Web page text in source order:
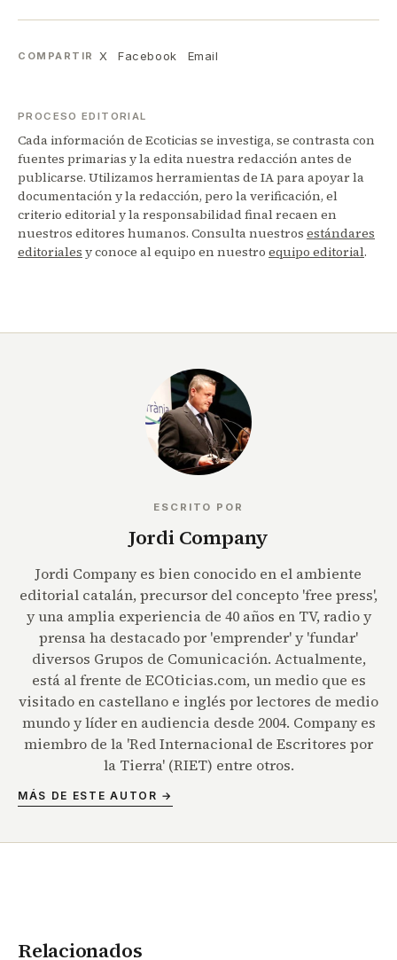
COMPARTIR X Facebook Email
PROCESO EDITORIAL
Cada información de Ecoticias se investiga, se contrasta con
fuentes primarias y la edita nuestra redacción antes de
publicarse. Utilizamos herramientas de IA para apoyar la
documentación y la redacción, pero la verificación, el
criterio editorial y la responsabilidad final recaen en
nuestros editores humanos. Consulta nuestros estándares
editoriales y conoce al equipo en nuestro equipo editorial.
ESCRITO POR
Jordi Company
Jordi Company es bien conocido en el ambiente
editorial catalán, precursor del concepto 'free press',
y una amplia experiencia de 40 años en TV, radio y
prensa ha destacado por 'emprender' y 'fundar'
diversos Grupos de Comunicación. Actualmente,
está al frente de ECOticias.com, un medio que es
visitado en castellano e inglés por lectores de medio
mundo y líder en audiencia desde 2004. Company es
miembro de la 'Red Internacional de Escritores por
la Tierra' (RIET) entre otros.
MÁS DE ESTE AUTOR →
Relacionados